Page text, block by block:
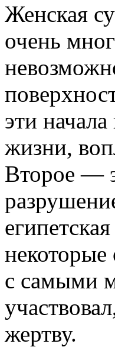
Женская
очень
эти
жизни,
Второе —
некоторые
с самыми
жертву.